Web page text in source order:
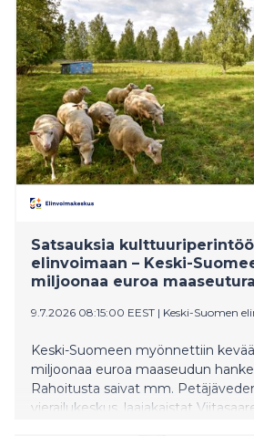
Satsauksia
elinvoimaan – Keski-
miljoonaa euroa
9.7.2026 08:15:00 EEST | Keski-Suomen
Keski-Suomeen myönnettiin
miljoonaa euroa maaseudun
Rahoitusta saivat mm.
vierailukeskus, laajakaistat